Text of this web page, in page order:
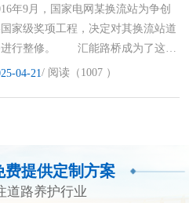
年9月，国家电网某换流站为争创
家级奖项工程，决定对其换流站道
进行整修。 汇能路桥成为了这个
的路面修复材料供应商
04-21/ 阅读（1007 ）
费提供定制方案
道路养护行业